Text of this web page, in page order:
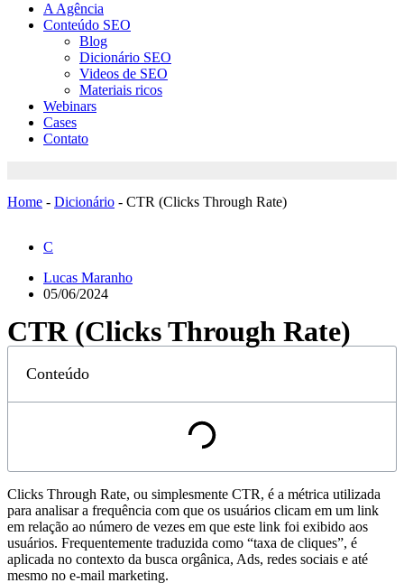
A Agência
Conteúdo SEO
Blog
Dicionário SEO
Videos de SEO
Materiais ricos
Webinars
Cases
Contato
Home - Dicionário - CTR (Clicks Through Rate)
C
Lucas Maranho
05/06/2024
CTR (Clicks Through Rate)
Conteúdo
Clicks Through Rate, ou simplesmente CTR, é a métrica utilizada
para analisar a frequência com que os usuários clicam em um link
em relação ao número de vezes em que este link foi exibido aos
usuários. Frequentemente traduzida como “taxa de cliques”, é
aplicada no contexto da busca orgânica, Ads, redes sociais e até
mesmo no e-mail marketing.